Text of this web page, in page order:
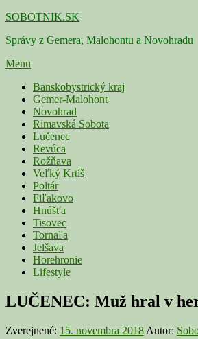
Skip
content
SOBOTNIK.SK
Správy z Gemera, Malohontu a Novohradu
Menu
Primárne
menu
Banskobystrický kraj
Gemer-Malohont
Novohrad
Rimavská Sobota
Lučenec
Revúca
Rožňava
Veľký Krtíš
Poltár
Fiľakovo
Hnúšťa
Tisovec
Tornaľa
Jelšava
Horehronie
Lifestyle
LUČENEC: Muž hral v
Zverejnené: 15. novembra 2018 Autor: